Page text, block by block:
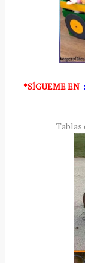
*SÍGUEMEEN :
Tablas